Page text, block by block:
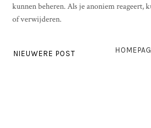
kunnen beheren. Als je anoniem reageert,
of verwijderen.
NIEUWERE POST